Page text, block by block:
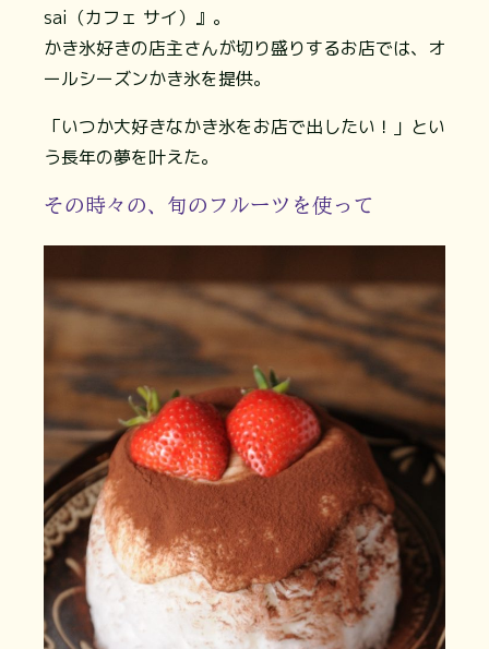
sai（カフェ サイ）』。
かき氷好きの店主さんが切り盛りするお店では、オ
ールシーズンかき氷を提供。
「いつか大好きなかき氷をお店で出したい！」とい
う長年の夢を叶えた。
その時々の、旬のフルーツを使って